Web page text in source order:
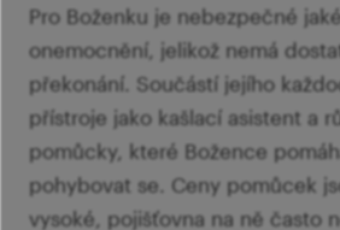
Pro Boženku je nebezpečné
onemocnění, jelikož nemá
překonání. Součástí jejího
přístroje jako kašlací asistent a
pomůcky, které Božence
pohybovat se. Ceny pomůcek
vysoké, pojišťovna na ně často